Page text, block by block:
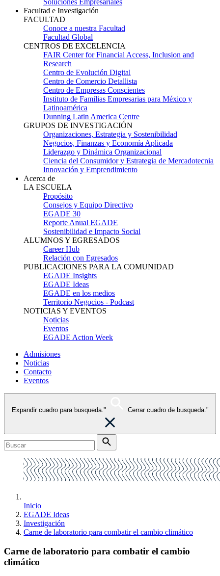
Soluciones Empresariales
Facultad e Investigación
FACULTAD
Conoce a nuestra Facultad
Facultad Global
CENTROS DE EXCELENCIA
FAIR Center for Financial Access, Inclusion and
Research
Centro de Evolución Digital
Centro de Comercio Detallista
Centro de Empresas Conscientes
Instituto de Familias Empresarias para México y
Latinoamérica
Dunning Latin America Centre
GRUPOS DE INVESTIGACIÓN
Organizaciones, Estrategia y Sostenibilidad
Negocios, Finanzas y Economía Aplicada
Liderazgo y Dinámica Organizacional
Ciencia del Consumidor y Estrategia de Mercadotecnia
Innovación y Emprendimiento
Acerca de
LA ESCUELA
Propósito
Consejos y Equipo Directivo
EGADE 30
Reporte Anual EGADE
Sostenibilidad e Impacto Social
ALUMNOS Y EGRESADOS
Career Hub
Relación con Egresados
PUBLICACIONES PARA LA COMUNIDAD
EGADE Insights
EGADE Ideas
EGADE en los medios
Territorio Negocios - Podcast
NOTICIAS Y EVENTOS
Noticias
Eventos
EGADE Action Week
Admisiones
Noticias
Contacto
Eventos
Expandir cuadro para busqueda." Cerrar cuadro de busqueda."
Inicio
EGADE Ideas
Investigación
Carne de laboratorio para combatir el cambio climático
Carne de laboratorio para combatir el cambio
climático